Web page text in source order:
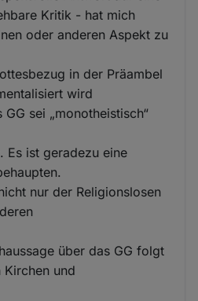
Kritik - hat mich
oder anderen Aspekt zu
in der Präambel
wird
sei „monotheistisch“
Es ist geradezu eine
nur der Religionslosen
über das GG folgt
und